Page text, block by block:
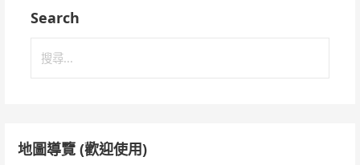
Search
地圖導覽 (歡迎使用)